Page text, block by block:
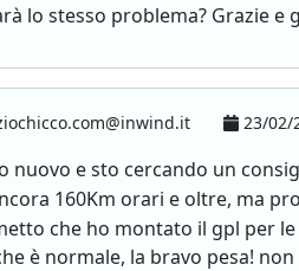
lo stesso problema? Grazie
23/02/
nuovo e sto cercando un
160Km orari e oltre, ma
che ho montato il gpl per
è normale, la bravo pesa!